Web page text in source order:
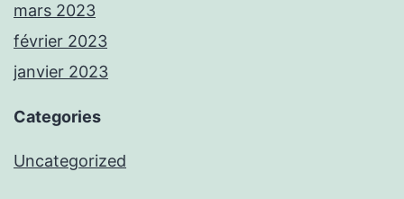
mars 2023
février 2023
janvier 2023
Categories
Uncategorized